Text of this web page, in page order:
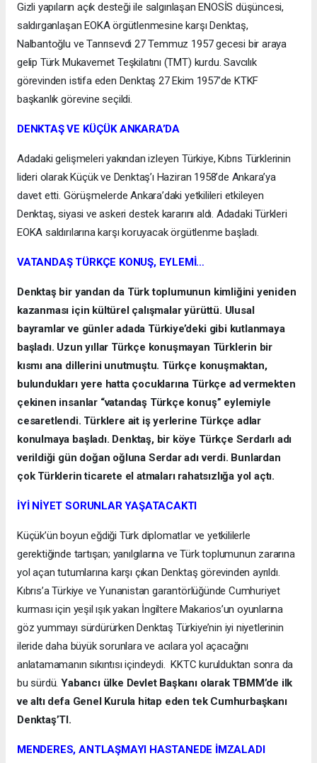
Gizli yapıların açık desteği ile salgınlaşan ENOSİS düşüncesi,
saldırganlaşan EOKA örgütlenmesine karşı Denktaş,
Nalbantoğlu ve Tanrısevdi 27 Temmuz 1957 gecesi bir araya
gelip Türk Mukavemet Teşkilatını (TMT) kurdu. Savcılık
görevinden istifa eden Denktaş 27 Ekim 1957’de KTKF
başkanlık görevine seçildi.
DENKTAŞ VE KÜÇÜK ANKARA’DA
Adadaki gelişmeleri yakından izleyen Türkiye, Kıbrıs Türklerinin
lideri olarak Küçük ve Denktaş’ı Haziran 1958’de Ankara’ya
davet etti. Görüşmelerde Ankara’daki yetkilileri etkileyen
Denktaş, siyasi ve askeri destek kararını aldı. Adadaki Türkleri
EOKA saldırılarına karşı koruyacak örgütlenme başladı.
VATANDAŞ TÜRKÇE KONUŞ, EYLEMİ…
Denktaş bir yandan da Türk toplumunun kimliğini yeniden
kazanması için kültürel çalışmalar yürüttü. Ulusal
bayramlar ve günler adada Türkiye’deki gibi kutlanmaya
başladı. Uzun yıllar Türkçe konuşmayan Türklerin bir
kısmı ana dillerini unutmuştu. Türkçe konuşmaktan,
bulundukları yere hatta çocuklarına Türkçe ad vermekten
çekinen insanlar “vatandaş Türkçe konuş” eylemiyle
cesaretlendi. Türklere ait iş yerlerine Türkçe adlar
konulmaya başladı. Denktaş, bir köye Türkçe Serdarlı adı
verildiği gün doğan oğluna Serdar adı verdi. Bunlardan
çok Türklerin ticarete el atmaları rahatsızlığa yol açtı.
İYİ NİYET SORUNLAR YAŞATACAKTI
Küçük’ün boyun eğdiği Türk diplomatlar ve yetkililerle
gerektiğinde tartışan; yanılgılarına ve Türk toplumunun zararına
yol açan tutumlarına karşı çıkan Denktaş görevinden ayrıldı.
Kıbrıs’a Türkiye ve Yunanistan garantörlüğünde Cumhuriyet
kurması için yeşil ışık yakan İngiltere Makarios’un oyunlarına
göz yummayı sürdürürken Denktaş Türkiye’nin iyi niyetlerinin
ileride daha büyük sorunlara ve acılara yol açacağını
anlatamamanın sıkıntısı içindeydi. KKTC kurulduktan sonra da
bu sürdü.Yabancı ülke Devlet Başkanı olarak TBMM’de ilk
ve altı defa Genel Kurula hitap eden tek Cumhurbaşkanı
Denktaş’TI.
MENDERES, ANTLAŞMAYI HASTANEDE İMZALADI